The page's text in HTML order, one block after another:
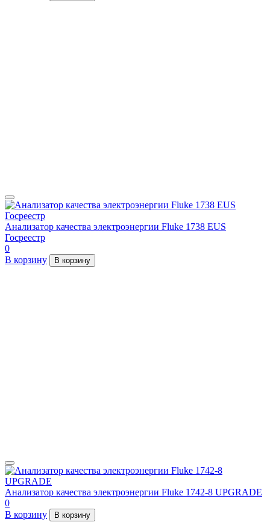
Анализатор качества электроэнергии Fluke 1738 EUS
Госреестр
0
В корзину
В корзину
Анализатор качества электроэнергии Fluke 1742-8 UPGRADE
0
В корзину
В корзину